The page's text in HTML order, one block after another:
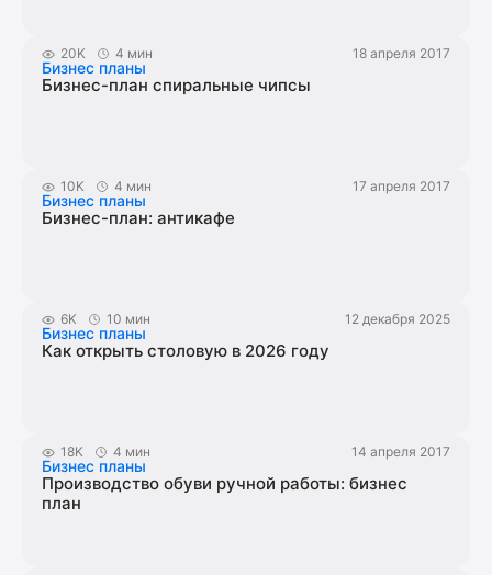
20K 4 мин 18 апреля 2017
Бизнес планы
Бизнес-план спиральные чипсы
10K 4 мин 17 апреля 2017
Бизнес планы
Бизнес-план: антикафе
6K 10 мин 12 декабря 2025
Бизнес планы
Как открыть столовую в 2026 году
18K 4 мин 14 апреля 2017
Бизнес планы
Производство обуви ручной работы: бизнес
план